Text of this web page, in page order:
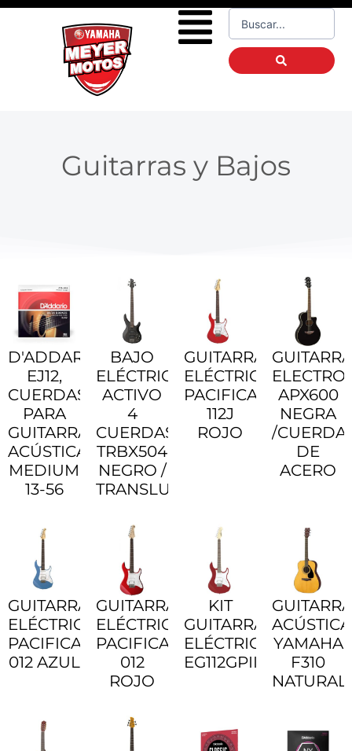
Ir
contenido
Flyout
Menu
Search
Guitarras y Bajos
D'ADDARIO
EJ12,
CUERDAS
PARA
GUITARRA
ACÚSTICA,
MEDIUM
13-56
BAJO
ELÉCTRICO
ACTIVO
4
CUERDAS
TRBX504
NEGRO /
TRANSLUCENT
GUITARRA
ELÉCTRICA
PACIFICA
112J
ROJO
GUITARRA
APX600
NEGRA
/
DE
ACERO
GUITARRA
ELÉCTRICA
PACIFICA
012 AZUL
GUITARRA
ELÉCTRICA
PACIFICA
012
ROJO
KIT
GUITARRA
ELÉCTRICA
EG112GPII
GUITARRA
ACÚSTICA
YAMAHA
F310
NATURAL